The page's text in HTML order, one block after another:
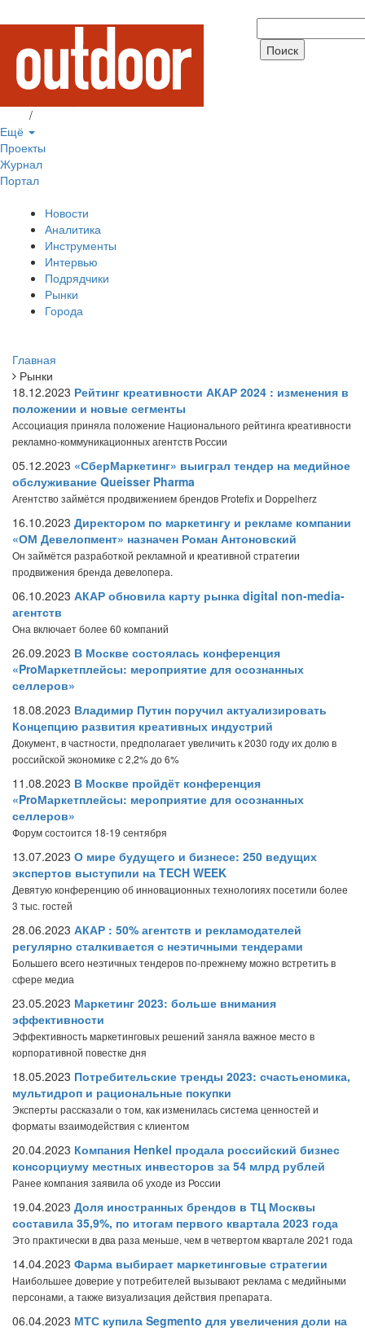
/
Ещё
Проекты
Журнал
Портал
Новости
Аналитика
Инструменты
Интервью
Подрядчики
Рынки
Города
Главная
Рынки
18.12.2023 Рейтинг креативности АКАР 2024 : изменения в
положении и новые сегменты
Ассоциация приняла положение Национального рейтинга креативности
рекламно-коммуникационных агентств России
05.12.2023 «СберМаркетинг» выиграл тендер на медийное
обслуживание Queisser Pharma
Агентство займётся продвижением брендов Protefix и Doppelherz
16.10.2023 Директором по маркетингу и рекламе компании
«ОМ Девелопмент» назначен Роман Антоновский
Он займётся разработкой рекламной и креативной стратегии
продвижения бренда девелопера.
06.10.2023 АКАР обновила карту рынка digital non-media-
агентств
Она включает более 60 компаний
26.09.2023 В Москве состоялась конференция
«ProМаркетплейсы: мероприятие для осознанных
селлеров»
18.08.2023 Владимир Путин поручил актуализировать
Концепцию развития креативных индустрий
Документ, в частности, предполагает увеличить к 2030 году их долю в
российской экономике с 2,2% до 6%
11.08.2023 В Москве пройдёт конференция
«ProМаркетплейсы: мероприятие для осознанных
селлеров»
Форум состоится 18-19 сентября
13.07.2023 О мире будущего и бизнесе: 250 ведущих
экспертов выступили на TECH WEEK
Девятую конференцию об инновационных технологиях посетили более
3 тыс. гостей
28.06.2023 АКАР : 50% агентств и рекламодателей
регулярно сталкивается с неэтичными тендерами
Большего всего неэтичных тендеров по-прежнему можно встретить в
сфере медиа
23.05.2023 Маркетинг 2023: больше внимания
эффективности
Эффективность маркетинговых решений заняла важное место в
корпоративной повестке дня
18.05.2023 Потребительские тренды 2023: счастьеномика,
мультидроп и рациональные покупки
Эксперты рассказали о том, как изменилась система ценностей и
форматы взаимодействия с клиентом
20.04.2023 Компания Henkel продала российский бизнес
консорциуму местных инвесторов за 54 млрд рублей
Ранее компания заявила об уходе из России
19.04.2023 Доля иностранных брендов в ТЦ Москвы
составила 35,9%, по итогам первого квартала 2023 года
Это практически в два раза меньше, чем в четвертом квартале 2021 года
14.04.2023 Фарма выбирает маркетинговые стратегии
Наибольшее доверие у потребителей вызывают реклама с медийными
персонами, а также визуализация действия препарата.
06.04.2023 МТС купила Segmento для увеличения доли на